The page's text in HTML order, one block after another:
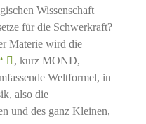
Wissenschaft
für die Schwerkraft?
Materie wird die
, kurz MOND,
Weltformel, in
also die
und des ganz Kleinen,